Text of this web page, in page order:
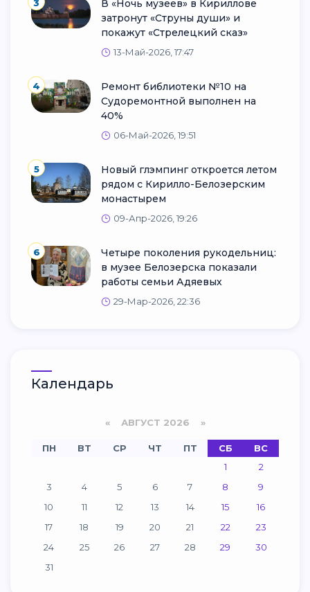
3
В «Ночь музеев» в Кириллове
затронут «Струны души» и
покажут «Стрелецкий сказ»
13-Май-2026, 17:47
4
Ремонт библиотеки №10 на
Судоремонтной выполнен на
40%
06-Май-2026, 19:51
5
Новый глэмпинг откроется летом
рядом с Кирилло-Белозерским
монастырем
09-Апр-2026, 19:26
6
Четыре поколения рукодельниц:
в музее Белозерска показали
работы семьи Адяевых
29-Мар-2026, 22:36
Календарь
«АВГУСТ 2026 »
ПН ВТ СР ЧТ ПТ СБ
ВС
1
2
3
4 5 6 7 8
9
10
11 12 13 14 15
16
17
18 19 20 21 22
23
24
25 26 27 28 29
30
31